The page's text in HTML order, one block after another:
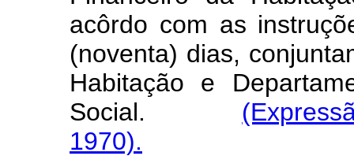
acôrdo com as
(noventa) dias,
Habitação e
Social.
1970).